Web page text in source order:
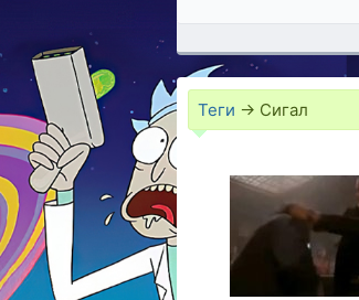
Теги → Сигал